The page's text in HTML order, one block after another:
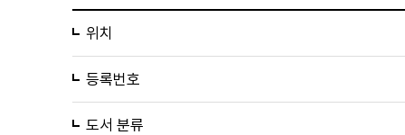
위치
등록번호
도서 분류